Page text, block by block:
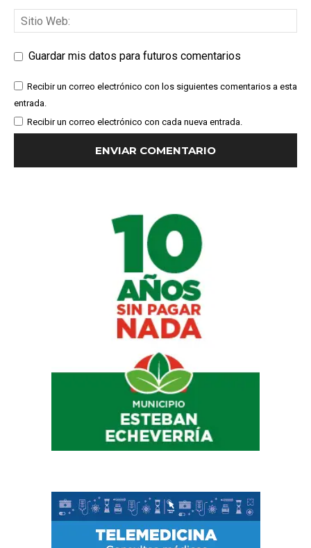
Guardar mis datos para futuros comentarios
Recibir un correo electrónico con los siguientes comentarios a esta
entrada.
Recibir un correo electrónico con cada nueva entrada.